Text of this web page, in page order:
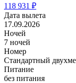
118 931 ₽
Дата вылета
17.09.2026
Ночей
7 ночей
Номер
Стандартный
Питание
без питания